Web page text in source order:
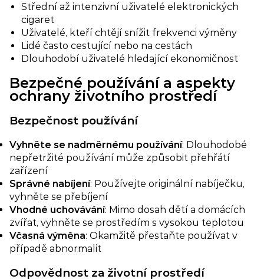
Střední až intenzivní uživatelé elektronických
cigaret
Uživatelé, kteří chtějí snížit frekvenci výměny
Lidé často cestující nebo na cestách
Dlouhodobí uživatelé hledající ekonomičnost
Bezpečné používání a aspekty
ochrany životního prostředí​
Bezpečnost používání​
Vyhněte se nadměrnému používání​: Dlouhodobé
nepřetržité používání může způsobit přehřátí
zařízení
Správné nabíjení​: Používejte originální nabíječku,
vyhněte se přebíjení
Vhodné uchovávání​: Mimo dosah dětí a domácích
zvířat, vyhněte se prostředím s vysokou teplotou
Včasná výměna: Okamžitě přestaňte používat v
případě abnormalit
Odpovědnost za životní prostředí​